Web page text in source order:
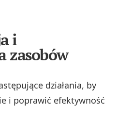
i
zasobów
działania, by
i poprawić efektywność